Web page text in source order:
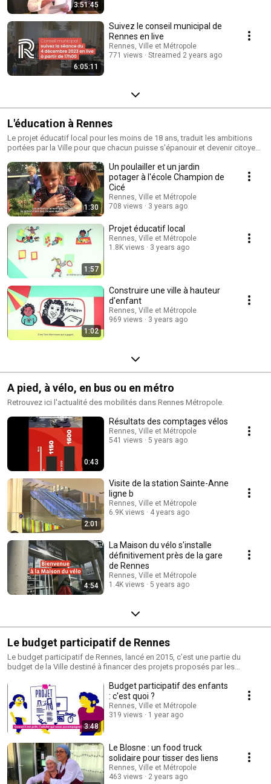
3:51:45
6:05:11
Suivez le conseil municipal de
Rennes en live
Rennes, Ville et Métropole
771 views
Streamed 2 years ago
L'éducation à Rennes
Le projet éducatif local pour les moins de 18 ans, traduit les ambitions
portées par la Ville pour que chacun puisse s'épanouir et devenir citoyen
education-vie-sociale/l-education/ 👍Abonnes toi à notre chaîne:
http://bit.ly/2FlsCfC 👨🏾🚀Le site officiel de Rennes Métropole pour tout
savoir sur l'actualité, les infos pratiques ou les différentes démarches:
http://metropole.rennes.fr/ 📲 Pour nous suivre sur nos réseaux sociaux:
Facebook: http://bit.ly/2r3wVZ3 Instagram: http://bit.ly/2r4talg Twitter:
http://bit.ly/2HzUj6G
1:30
Un poulailler et un jardin
potager à l'école Champion de
Cicé
Rennes, Ville et Métropole
708 views
3 years ago
1:57
Projet éducatif local
Rennes, Ville et Métropole
1.8K views
3 years ago
1:02
Construire une ville à hauteur
d'enfant
Rennes, Ville et Métropole
969 views
3 years ago
A pied, à vélo, en bus ou en métro
Retrouvez ici l'actualité des mobilités dans Rennes Métropole.
0:43
Résultats des comptages vélos
Rennes, Ville et Métropole
541 views
5 years ago
2:01
Visite de la station Sainte-Anne
ligne b
Rennes, Ville et Métropole
6.9K views
4 years ago
4:54
La Maison du vélo s'installe
définitivement près de la gare
de Rennes
Rennes, Ville et Métropole
1.4K views
5 years ago
Le budget participatif de Rennes
Le budget participatif de Rennes, lancé en 2015, c’est une partie du
budget de la Ville destiné à financer des projets proposés par les
3,5 millions d’euros par an.Organisé dans le cadre de la Fabrique
citoyenne, le budget participatif permet aux Rennais de proposer des
projets destinés à améliorer leur cadre de vie. Il s’agit de dépenses
d’investissement en vue de la réalisation de travaux sur un bâtiment, un
site, une rue ou bien de l’achat d’équipements.
3:48
Budget participatif des enfants
: c'est quoi ?
Rennes, Ville et Métropole
319 views
1 year ago
Le Blosne : un food truck
solidaire pour tisser des liens
Rennes, Ville et Métropole
463 views
2 years ago